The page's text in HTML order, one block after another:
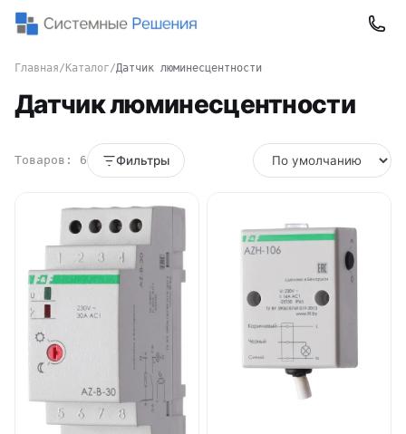
Главная/ Каталог/Датчик люминесцентности
Датчик люминесцентности
Товаров: 6 Фильтры